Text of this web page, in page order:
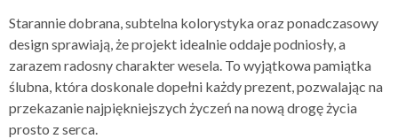
Starannie dobrana, subtelna kolorystyka oraz ponadczasowy
design sprawiają, że projekt idealnie oddaje podniosły, a
zarazem radosny charakter wesela. To wyjątkowa pamiątka
ślubna, która doskonale dopełni każdy prezent, pozwalając na
przekazanie najpiękniejszych życzeń na nową drogę życia
prosto z serca.